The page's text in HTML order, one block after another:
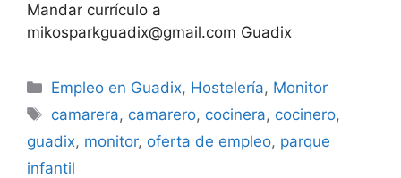
Mandar currículo a
mikosparkguadix@gmail.com Guadix
Categorías
Empleo en Guadix, Hostelería, Monitor
Etiquetas
camarera, camarero, cocinera, cocinero,
guadix, monitor, oferta de empleo, parque
infantil